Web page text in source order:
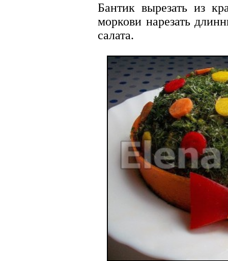
Бантик вырезать из
моркови нарезать
салата.